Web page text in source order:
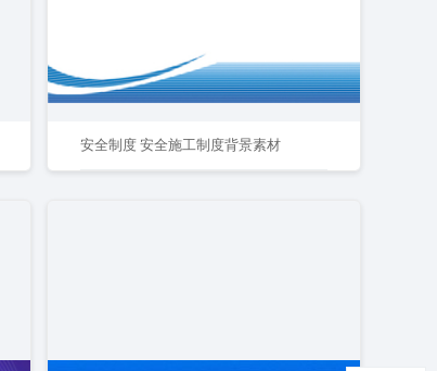
安全制度 安全施工制度背景素材